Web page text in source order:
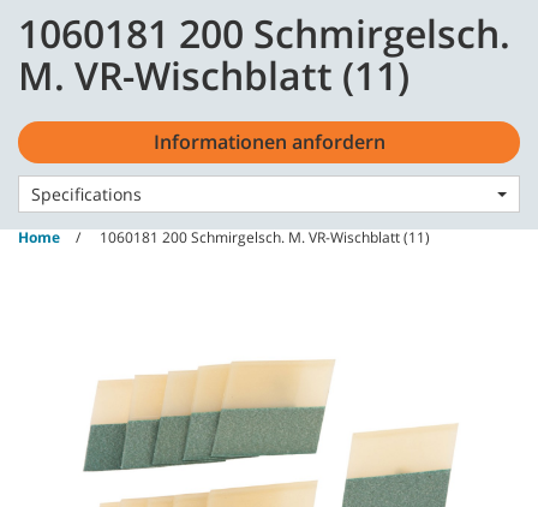
content
navigation
menu
Deutsch - DE
Home 1060181 200 Schmirgelsch. M. VR-Wischblatt (11)
1060181 200 Schmirgelsch.
M. VR-Wischblatt (11)
Informationen anfordern
Specifications